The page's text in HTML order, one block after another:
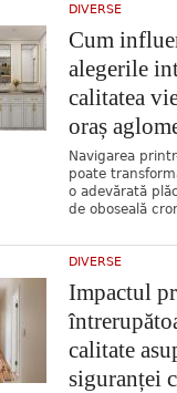
DIVERSE
Cum
alegerile
calitatea
oraș
Navigarea
poate
o adevărată
de oboseală
DIVERSE
Impactul
calitate
siguranței